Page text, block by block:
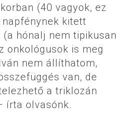
(40 vagyok, ez
kitett
hónalj nem tipikusan
onkológusok is meg
nem állíthatom,
van, de
a triklozán
írta olvasónk.